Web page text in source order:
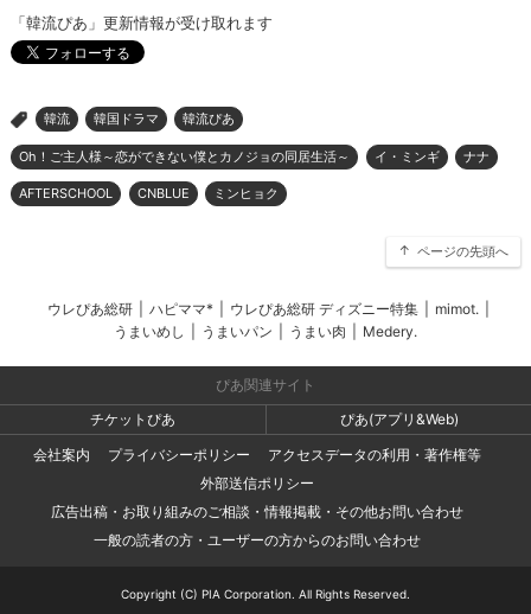
「韓流ぴあ」更新情報が受け取れます
> 韓流 韓国ドラマ 韓流ぴあ
Oh！ご主人様～恋ができない僕とカノジョの同居生活～ イ・ミンギ ナナ
AFTERSCHOOL CNBLUE ミンヒョク
ページの先頭へ
ウレぴあ総研 ハピママ* ウレぴあ総研 ディズニー特集 mimot.
うまいめし
うまいパン うまい肉 Medery.
ぴあ関連サイト
チケットぴあ
ぴあ(アプリ&Web)
会社案内
プライバシーポリシー
アクセスデータの利用・著作権等
外部送信ポリシー
広告出稿・お取り組みのご相談・情報掲載・その他お問い合わせ
一般の読者の方・ユーザーの方からのお問い合わせ
Copyright (C) PIA Corporation. All Rights Reserved.